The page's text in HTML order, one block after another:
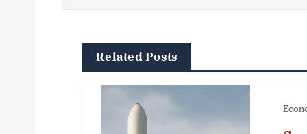
Related Posts